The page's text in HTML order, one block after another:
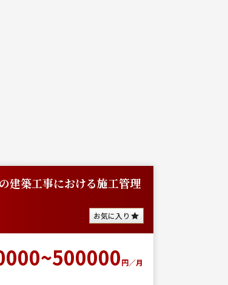
建築工事における施工管理
お気に入り
円／月